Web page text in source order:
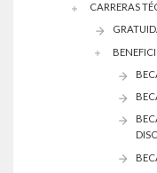
CARRERAS